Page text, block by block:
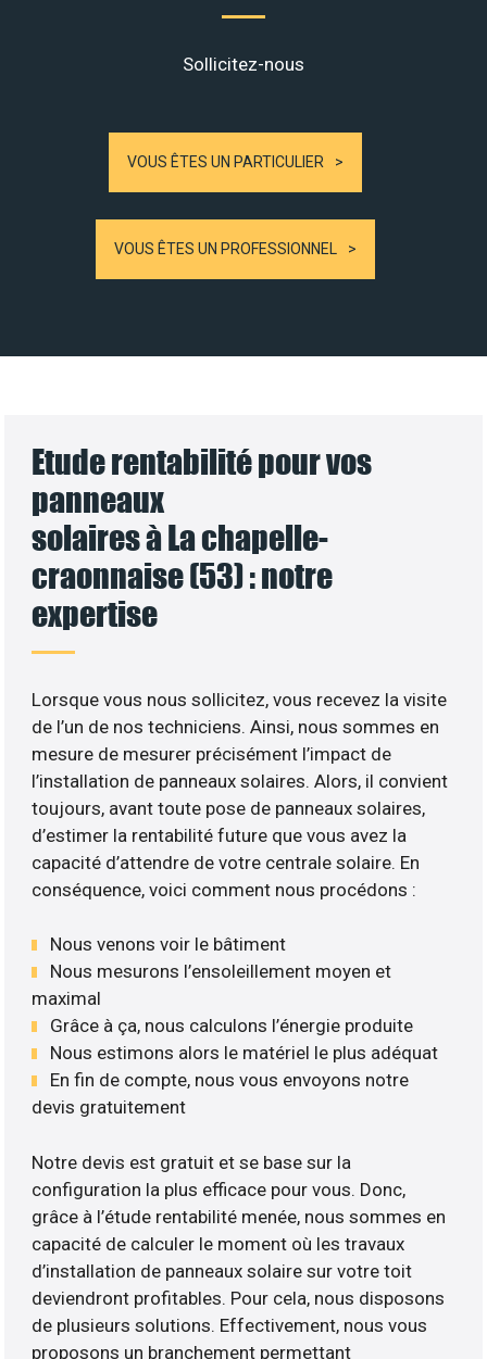
Sollicitez-nous
VOUS ÊTES UN PARTICULIER
VOUS ÊTES UN PROFESSIONNEL
Etude rentabilité pour vos
panneaux
solaires à La chapelle-
craonnaise (53) : notre
expertise
Lorsque vous nous sollicitez, vous recevez la visite
de l’un de nos techniciens. Ainsi, nous sommes en
mesure de mesurer précisément l’impact de
l’installation de panneaux solaires. Alors, il convient
toujours, avant toute pose de panneaux solaires,
d’estimer la rentabilité future que vous avez la
capacité d’attendre de votre centrale solaire. En
conséquence, voici comment nous procédons :
Nous venons voir le bâtiment
Nous mesurons l’ensoleillement moyen et
maximal
Grâce à ça, nous calculons l’énergie produite
Nous estimons alors le matériel le plus adéquat
En fin de compte, nous vous envoyons notre
devis gratuitement
Notre devis est gratuit et se base sur la
configuration la plus efficace pour vous. Donc,
grâce à l’étude rentabilité menée, nous sommes en
capacité de calculer le moment où les travaux
d’installation de panneaux solaire sur votre toit
deviendront profitables. Pour cela, nous disposons
de plusieurs solutions. Effectivement, nous vous
proposons un branchement permettant